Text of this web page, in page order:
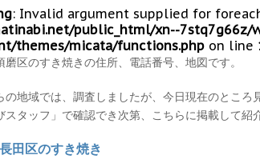
: Invalid argument supplied for
public_html/xn--7stq7g66z/
themes/micata/functions.php on line
磨区のすき焼きの住所、電話番号、地図です。
地域では、調査しましたが、今日現在のところ
スタッフ」で確認でき次第、こちらに掲載して紹
田区のすき焼き